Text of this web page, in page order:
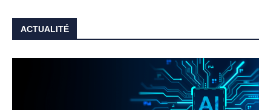
ACTUALITÉ